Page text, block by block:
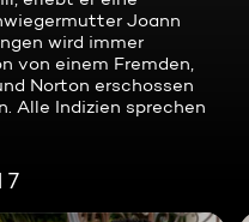
Joann
wird immer
von einem Fremden,
Norton erschossen
Alle Indizien sprechen
7